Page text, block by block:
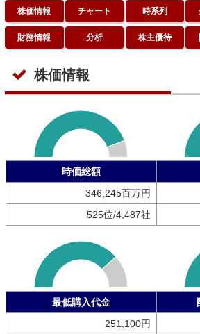
株価情報 チャート 時系列
財務情報 分析 株主優待
株価情報
時価総額
346,245百万円
525位/4,487社
最低購入代金
251,100円